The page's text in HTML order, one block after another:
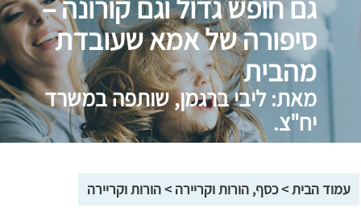
גם חופש גדול וגם קורונה –
סיפורה של אמא שעובדת
מהבית
מאת: ליבי ברגמן, שותפה במשרד
יח"צ.
עמוד הבית>כסף, הורות וקריירה >הורות וקריירה